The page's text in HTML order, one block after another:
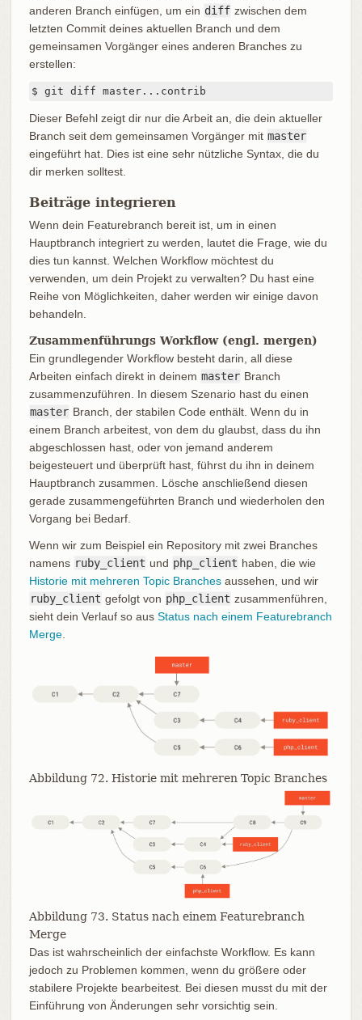
anderen Branch einfügen, um ein diff zwischen dem
letzten Commit deines aktuellen Branch und dem
gemeinsamen Vorgänger eines anderen Branches zu
erstellen:
$ git diff master...contrib
Dieser Befehl zeigt dir nur die Arbeit an, die dein aktueller
Branch seit dem gemeinsamen Vorgänger mit master
eingeführt hat. Dies ist eine sehr nützliche Syntax, die du
dir merken solltest.
Beiträge integrieren
Wenn dein Featurebranch bereit ist, um in einen
Hauptbranch integriert zu werden, lautet die Frage, wie du
dies tun kannst. Welchen Workflow möchtest du
verwenden, um dein Projekt zu verwalten? Du hast eine
Reihe von Möglichkeiten, daher werden wir einige davon
behandeln.
Zusammenführungs Workflow (engl. mergen)
Ein grundlegender Workflow besteht darin, all diese
Arbeiten einfach direkt in deinem master Branch
zusammenzuführen. In diesem Szenario hast du einen
master Branch, der stabilen Code enthält. Wenn du in
einem Branch arbeitest, von dem du glaubst, dass du ihn
abgeschlossen hast, oder von jemand anderem
beigesteuert und überprüft hast, führst du ihn in deinem
Hauptbranch zusammen. Lösche anschließend diesen
gerade zusammengeführten Branch und wiederholen den
Vorgang bei Bedarf.
Wenn wir zum Beispiel ein Repository mit zwei Branches
namens ruby_client und php_client haben, die wie
Historie mit mehreren Topic Branchesaussehen, und wir
ruby_client gefolgt von php_client zusammenführen,
sieht dein Verlauf so aus Status nach einem Featurebranch
Merge.
Abbildung 72. Historie mit mehreren Topic Branches
Abbildung 73. Status nach einem Featurebranch
Merge
Das ist wahrscheinlich der einfachste Workflow. Es kann
jedoch zu Problemen kommen, wenn du größere oder
stabilere Projekte bearbeitest. Bei diesen musst du mit der
Einführung von Änderungen sehr vorsichtig sein.